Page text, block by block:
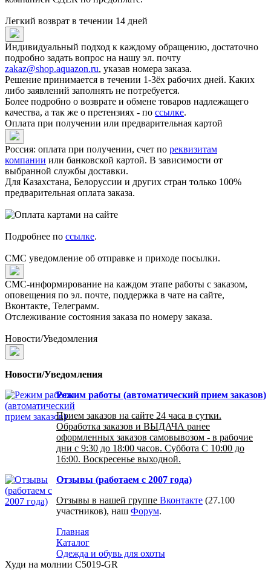
Легкий возврат в течении 14 дней
Индивидуальный подход к каждому обращению, достаточно
подробно задать вопрос на нашу эл. почту
zakaz@shop.aquazon.ru, указав номера заказа.
Решение принимается в течении 1-3ёх рабочих дней. Каких
либо заявлений заполнять не потребуется.
Более подробно о возврате и обмене товаров надлежащего
качества, а так же о претензиях - по ссылке.
Оплата при получении или предварительная картой
Россия: оплата при получении, счет по реквизитам
компании или банковской картой. В зависимости от
выбранной службы доставки.
Для Казахстана, Белоруссии и других стран только 100%
предварительная оплата заказа.
Подробнее по ссылке.
СМС уведомление об отправке и приходе посылки.
СМС-информирование на каждом этапе работы с заказом,
оповещения по эл. почте, поддержка в чате на сайте,
Вконтакте, Телеграмм.
Отслеживание состояния заказа по номеру заказа.
Новости/Уведомления
Новости/Уведомления
Режим работы (автоматический прием заказов)
Прием заказов на сайте 24 часа в сутки.
Обработка заказов и ВЫДАЧА ранее
оформленных заказов самовывозом - в рабочие
дни с 9:30 до 18:00 часов. Суббота С 10:00 до
16:00. Воскресенье выходной.
Отзывы (работаем с 2007 года)
Отзывы в нашей группе Вконтакте (27.100
участников), наш Форум.
Главная
Каталог
Одежда и обувь для охоты
Худи на молнии C5019-GR